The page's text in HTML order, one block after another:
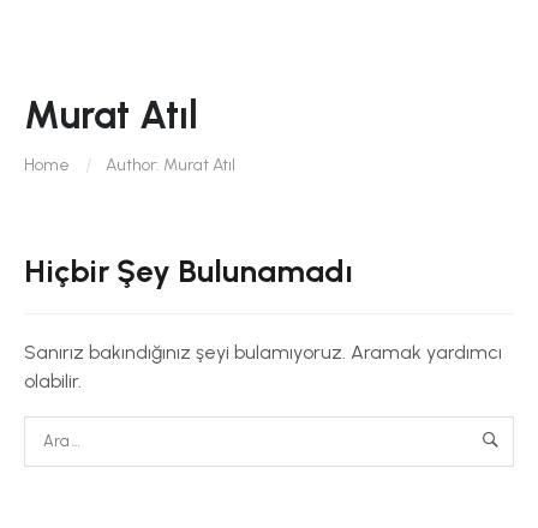
Murat Atıl
Home Author: Murat Atıl
Hiçbir Şey Bulunamadı
Sanırız bakındığınız şeyi bulamıyoruz. Aramak yardımcı
olabilir.